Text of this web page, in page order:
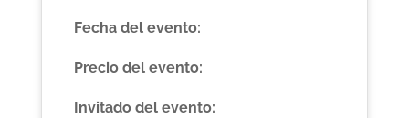
Fecha del evento:
Precio del evento:
Invitado del evento: